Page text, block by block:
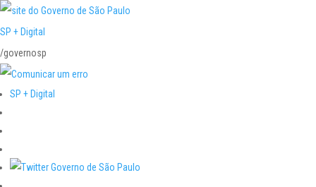
SP + Digital
/governosp
SP + Digital